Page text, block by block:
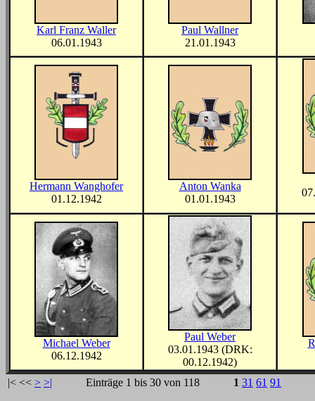
Karl Franz Waller
06.01.1943
Paul Wallner
21.01.1943
Hermann Wanghofer
01.12.1942
Anton Wanka
01.01.1943
Michael Weber
06.12.1942
Paul Weber
03.01.1943 (DRK:
00.12.1942)
|< << > >| Einträge 1 bis 30 von 118 1 31 61 91